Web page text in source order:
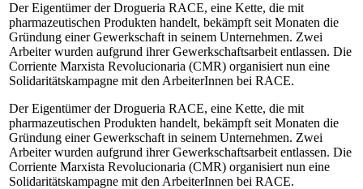
Der Eigentümer der Drogueria RACE, eine Kette, die mit
pharmazeutischen Produkten handelt, bekämpft seit Monaten die
Gründung einer Gewerkschaft in seinem Unternehmen. Zwei
Arbeiter wurden aufgrund ihrer Gewerkschaftsarbeit entlassen. Die
Corriente Marxista Revolucionaria (CMR) organisiert nun eine
Solidaritätskampagne mit den ArbeiterInnen bei RACE.
Der Eigentümer der Drogueria RACE, eine Kette, die mit
pharmazeutischen Produkten handelt, bekämpft seit Monaten die
Gründung einer Gewerkschaft in seinem Unternehmen. Zwei
Arbeiter wurden aufgrund ihrer Gewerkschaftsarbeit entlassen. Die
Corriente Marxista Revolucionaria (CMR) organisiert nun eine
Solidaritätskampagne mit den ArbeiterInnen bei RACE.